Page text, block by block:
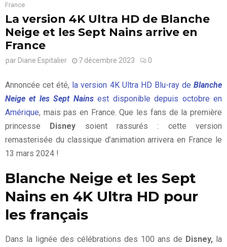
France
La version 4K Ultra HD de Blanche
Neige et les Sept Nains arrive en
France
par Diane Espitalier 7 décembre 2023 0
Annoncée cet été, la version 4K Ultra HD Blu-ray deBlanche
Neige et les Sept Nainsest disponible depuis octobre en
Amérique, mais pas en France. Que les fans de la première
princesse Disney soient rassurés : cette version
remasterisée du classique d’animation arrivera en France le
13 mars 2024 !
Blanche Neige et les Sept
Nains en 4K Ultra HD pour
les français
Dans la lignée des célébrations des 100 ans de Disney, la